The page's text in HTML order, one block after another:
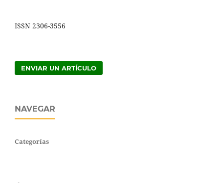
ISSN 2306-3556
ENVIAR UN ARTÍCULO
NAVEGAR
Categorías